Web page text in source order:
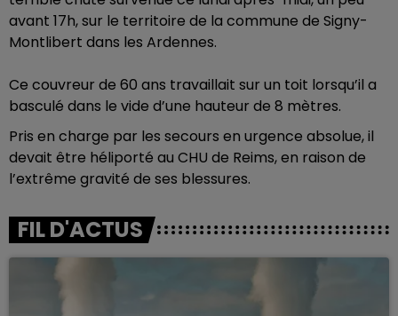
avant 17h, sur le territoire de la commune de Signy-
Montlibert dans les Ardennes.
Ce couvreur de 60 ans travaillait sur un toit lorsqu’il a
basculé dans le vide d’une hauteur de 8 mètres.
Pris en charge par les secours en urgence absolue, il
devait être héliporté au CHU de Reims, en raison de
l’extrême gravité de ses blessures.
FIL D'ACTUS